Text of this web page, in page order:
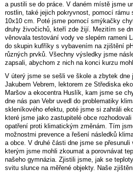
a pustili se do práce. V daném místě jsme
rostlin, také jejich pokryvnost, pomocí rámu
10x10 cm. Poté jsme pomocí smýkačky
druhy živočichů, kteří zde žijí. Mezitím se
věnovala testování vody ve slepém rameni
do skupin kufříky s vybavením na zjištění
různých prvků. Všechny výsledky jsme
zapsali, abychom z nich na konci kurzu
V úterý jsme se sešli ve škole a zbytek dne
Jakubem Vebrem, lektorem ze Střediska
Maršov a ekocentra Huslík, kam jsme se
dne nás pan Vebr uvedl do problematiky
skleníkového efektu, poté jsme si zahráli
které jsme jako zastupitelé obce
opatření proti klimatickým změnám. Tím
možnostmi prevence a řešení následků
a obce. V druhé části dne jsme se
kterým jsme mohli zkoumat a porovnávat
našeho gymnázia. Zjistili jsme, jak se
svitu slunce na měřené objekty. Naše